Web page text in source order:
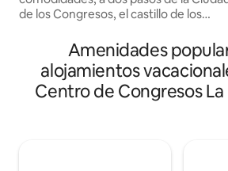
de los Congresos, el castillo de los
Desde la terraza se puede disfrutar de
una hermosa vista del canal Saint-Félix,
entre dos visitas turísticas o para sus
viajes de negocios. Lugar de
estacionamiento seguro en el sótano.
Amenidades
alojamientos
Centro de Congresos